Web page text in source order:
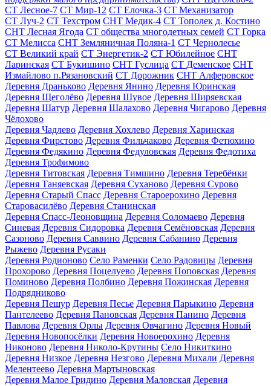
СТ Лесное-7 СТ Мир-12 СТ Елочка-3 СТ Механизатор
СТ Луч-2 СТ Техстром СНТ Медик-4 СТ Тополек д. Костино
СНТ Лесная Ягода СТ общества многодетных семей СТ Горка
СТ Мелисса СНТ Земляничная Поляна-1 СТ Чернолесье
СТ Великий край СТ Энергетик-2 СТ Юбилейное СНТ
Ларинская СТ Букишино СНТ Гуслица СТ Деменское СНТ
Измайлово п.Рязановский СТ Дорожник СНТ Алферовское
Деревня Драньково Деревня Янино Деревня Юринская
Деревня Щеголёво Деревня Шувое Деревня Ширяевская
Деревня Шатур Деревня Шалахово Деревня Чигарово Деревня
Чёлохово
Деревня Чадлево Деревня Хохлево Деревня Харинская
Деревня Фирстово Деревня Фильчаково Деревня Фетюхино
Деревня Федякино Деревня Федуловская Деревня Федотиха
Деревня Трофимово
Деревня Титовская Деревня Тимшино Деревня Теребёнки
Деревня Таняевская Деревня Суханово Деревня Сурово
Деревня Старый Спасс Деревня Староерохино Деревня
Старовасилёво Деревня Станинская
Деревня Спасс-Леоновщина Деревня Соломаево Деревня
Синевая Деревня Сидоровка Деревня Семёновская Деревня
Сазоново Деревня Саввино Деревня Сабанино Деревня
Рыжево Деревня Русаки
Деревня Родионово Село Раменки Село Радовицы Деревня
Прохорово Деревня Поцелуево Деревня Поповская Деревня
Поминово Деревня Полбино Деревня Пожинская Деревня
Подрядниково
Деревня Пешур Деревня Песье Деревня Парыкино Деревня
Пантелеево Деревня Пановская Деревня Панино Деревня
Павлова Деревня Орлы Деревня Овчагино Деревня Новый
Деревня Новопосёлки Деревня Новоерохино Деревня
Никоново Деревня Николо-Крутины Село Никиткино
Деревня Низкое Деревня Незгово Деревня Михали Деревня
Мелентеево Деревня Мартыновская
Деревня Малое Гридино Деревня Маловская Деревня